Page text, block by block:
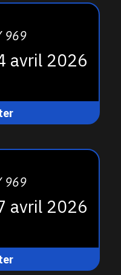
969
avril 2026
969
avril 2026